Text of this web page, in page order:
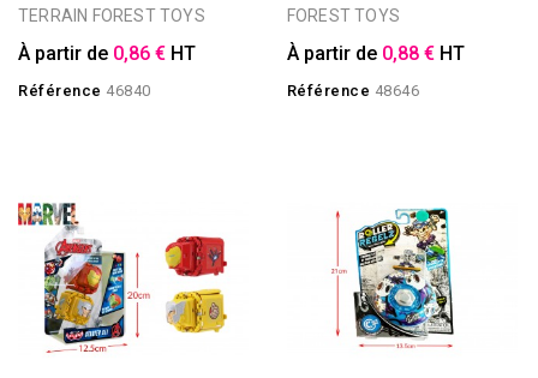
TERRAIN FOREST TOYS
À partir de 0,86 € HT
Référence 46840
FOREST TOYS
À partir de 0,88 € HT
Référence 48646